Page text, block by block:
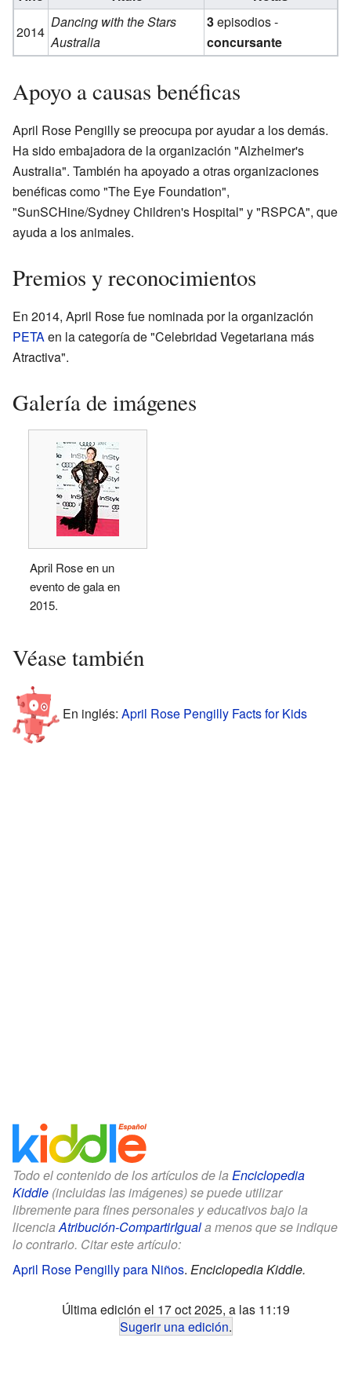
2014
Dancing with the Stars
Australia
3episodios -
concursante
Apoyo a causas benéficas
April Rose Pengilly se preocupa por ayudar a los demás.
Ha sido embajadora de la organización "Alzheimer's
Australia". También ha apoyado a otras organizaciones
benéficas como "The Eye Foundation",
"SunSCHine/Sydney Children's Hospital" y "RSPCA", que
ayuda a los animales.
Premios y reconocimientos
En 2014, April Rose fue nominada por la organización
PETAen la categoría de "Celebridad Vegetariana más
Atractiva".
Galería de imágenes
April Rose en un
evento de gala en
2015.
Véase también
En inglés: April Rose Pengilly Facts for Kids
Todo el contenido de los artículos de la Enciclopedia
Kiddle (incluidas las imágenes) se puede utilizar
libremente para fines personales y educativos bajo la
licenciaAtribución-CompartirIguala menos que se indique
lo contrario. Citar este artículo:
April Rose Pengilly para Niños. Enciclopedia Kiddle.
Última edición el 17 oct 2025, a las 11:19
Sugerir una edición.